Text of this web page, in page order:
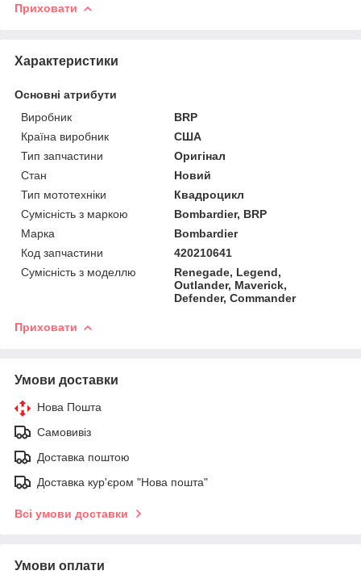
Приховати
Характеристики
Основні атрибути
Виробник
BRP
Країна виробник
США
Тип запчастини
Оригінал
Стан
Новий
Тип мототехніки
Квадроцикл
Сумісність з маркою
Bombardier, BRP
Марка
Bombardier
Код запчастини
420210641
Сумісність з моделлю
Renegade, Legend,
Outlander, Maverick,
Defender, Commander
Приховати
Умови доставки
Нова Пошта
Самовивіз
Доставка поштою
Доставка кур'єром "Нова пошта"
Всі умови доставки
Умови оплати